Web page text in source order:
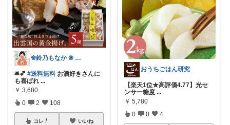
❀鈴乃もなか ❀ 穏やかさを大切に
🛎️💕 #送料無料 お酒好きさんに
も喜ばれ ...
￥ 3,680
0 2 108
コレ いいね
おうちごはん研究
【楽天1位★高評価4.77】光セ
ンサー糖度 ...
￥ 5,780
0 0 4